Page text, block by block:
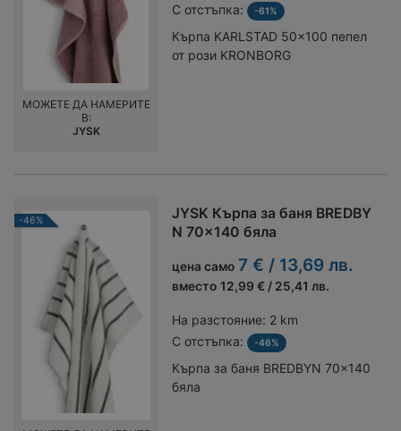
С отстъпка:
-61%
Кърпа KARLSTAD 50x100 пепел
от рози KRONBORG
МОЖЕТЕ ДА НАМЕРИТЕ
В:
JYSK
-46%
JYSK Кърпа за баня BREDBY
N 70x140 бяла
цена само 7 € / 13,69 лв.
вместо 12,99 € / 25,41 лв.
На разстояние: 2 km
С отстъпка:
-46%
Кърпа за баня BREDBYN 70x140
бяла